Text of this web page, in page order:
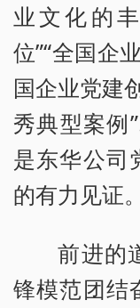
业文化的
位”“全国企
国企业党建
秀典型案例
是东华公司
的有力见证。
前进的
锋模范团结